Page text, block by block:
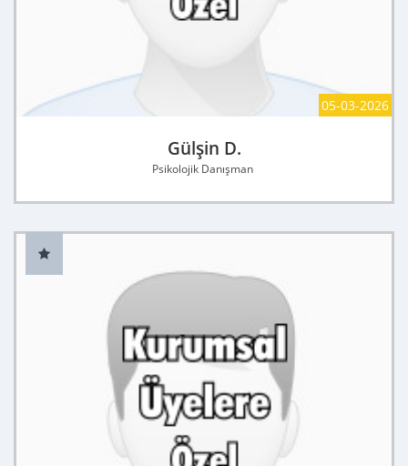
05-03-2026
Gülşin D.
Psikolojik Danışman